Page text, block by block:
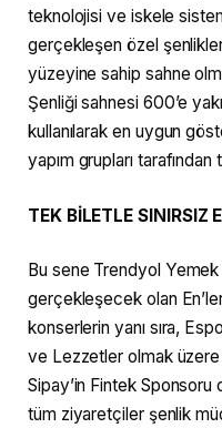
teknolojisi ve iskele
gerçekleşen özel
yüzeyine sahip sahne
Şenliği sahnesi 600’e
kullanılarak en uygun
yapım grupları tarafından
TEK BİLETLE SINIRSIZ
Bu sene Trendyol Yemek
gerçekleşecek olan
konserlerin yanı sıra,
ve Lezzetler olmak
Sipay’in Fintek Sponsoru
tüm ziyaretçiler şenlik